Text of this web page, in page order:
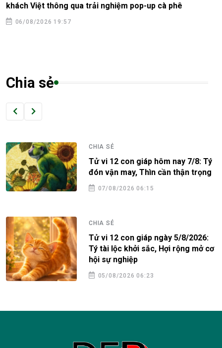
khách Việt thông qua trải nghiệm pop-up cà phê
06/08/2026 19:57
Chia sẻ
CHIA SẺ
Tử vi cá nhân hàng ngày 12 cung
Hoàng Đạo thứ năm ngày
CHIA SẺ
Thực đơn hàng ngày: Chè khoai
môn nếp cẩm
07/08/2026 06:50